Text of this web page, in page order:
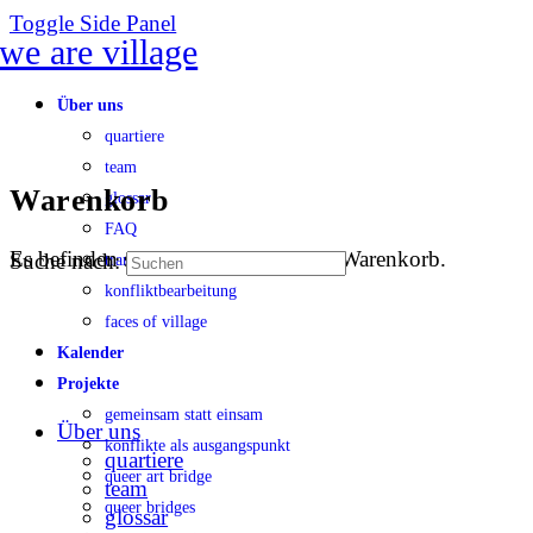
Toggle Side Panel
Über uns
quartiere
team
glossar
FAQ
transparenz
konfliktbearbeitung
faces of village
Kalender
Projekte
gemeinsam statt einsam
konflikte als ausgangspunkt
queer art bridge
queer bridges
Warenkorb
Es befinden sich keine Produkte im Warenkorb.
Suche nach:
Über uns
quartiere
team
glossar